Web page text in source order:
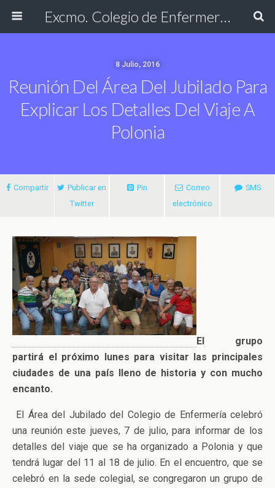
Excmo. Colegio de Enfermería de Cádiz
8 Julio, 2016
Reunión Del Área Del Jubilado Para
Explicar Los Detalles Del Viaje A
Polonia
Compartir
Publicar en
Twitter
Pin
Correo
electrónico
SMS
El grupo
partirá el próximo lunes para visitar las principales
ciudades de una país lleno de historia y con mucho
encanto.
El Área del Jubilado del Colegio de Enfermería celebró
una reunión este jueves, 7 de julio, para informar de los
detalles del viaje que se ha organizado a Polonia y que
tendrá lugar del 11 al 18 de julio. En el encuentro, que se
celebró en la sede colegial, se congregaron un grupo de